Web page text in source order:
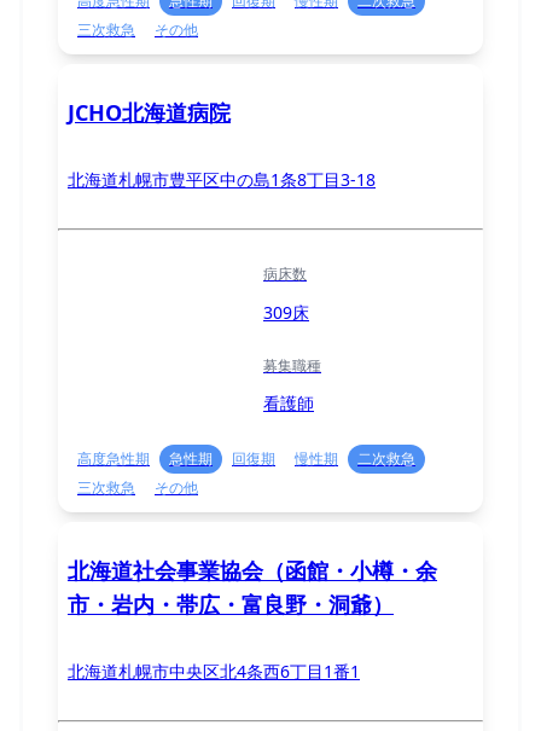
三次救急
その他
JCHO北海道病院
北海道札幌市豊平区中の島1条8丁目3-18
病床数
309床
募集職種
看護師
高度急性期 急性期 回復期 慢性期
二次救急
三次救急
その他
北海道社会事業協会（函館・小樽・余
市・岩内・帯広・富良野・洞爺）
北海道札幌市中央区北4条西6丁目1番1